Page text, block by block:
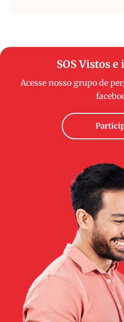
SOS Vistos
Acesse nosso grupo de